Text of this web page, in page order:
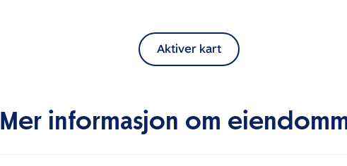
Aktiver kart
Mer informasjon om